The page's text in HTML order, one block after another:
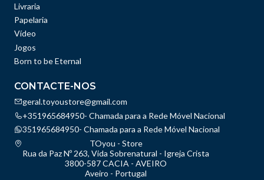
Livraria
Papelaria
Vídeo
Jogos
Born to be Eternal
CONTACTE-NOS
geral.toyoustore@gmail.com
+351965684950- Chamada para a Rede Móvel Nacional
351965684950- Chamada para a Rede Móvel Nacional
TOyou - Store
Rua da Paz Nº 263, Vida Sobrenatural - Igreja Crista
3800-587 CACIA - AVEIRO
Aveiro - Portugal